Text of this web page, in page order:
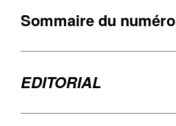
Sommaire du numéro
EDITORIAL